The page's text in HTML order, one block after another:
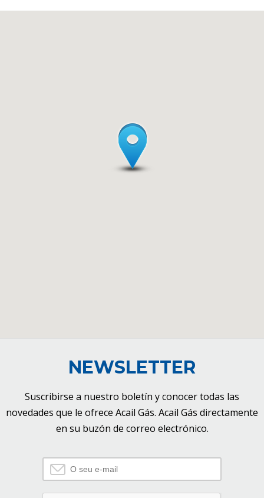
NEWSLETTER
Suscribirse a nuestro boletín y conocer todas las
novedades que le ofrece Acail Gás. Acail Gás directamente
en su buzón de correo electrónico.